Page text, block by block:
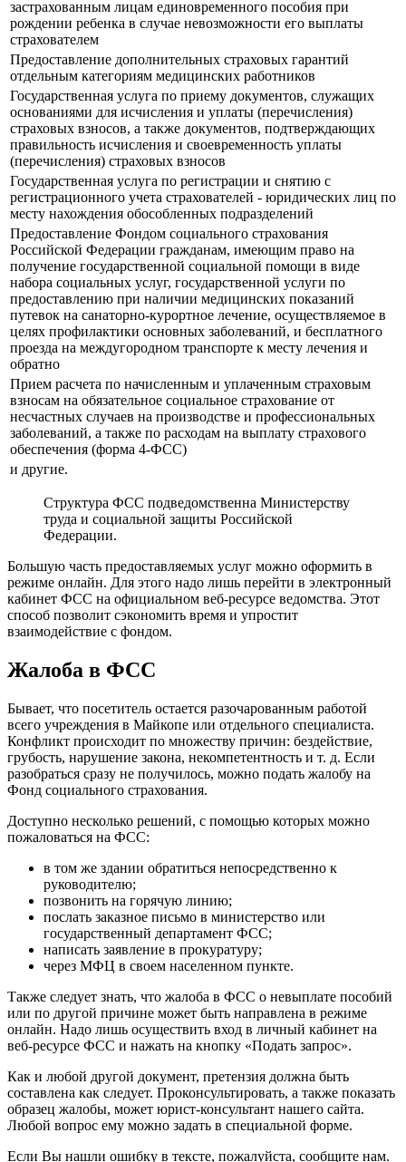
застрахованным лицам единовременного пособия при
рождении ребенка в случае невозможности его выплаты
страхователем
Предоставление дополнительных страховых гарантий
отдельным категориям медицинских работников
Государственная услуга по приему документов, служащих
основаниями для исчисления и уплаты (перечисления)
страховых взносов, а также документов, подтверждающих
правильность исчисления и своевременность уплаты
(перечисления) страховых взносов
Государственная услуга по регистрации и снятию с
регистрационного учета страхователей - юридических лиц по
месту нахождения обособленных подразделений
Предоставление Фондом социального страхования
Российской Федерации гражданам, имеющим право на
получение государственной социальной помощи в виде
набора социальных услуг, государственной услуги по
предоставлению при наличии медицинских показаний
путевок на санаторно-курортное лечение, осуществляемое в
целях профилактики основных заболеваний, и бесплатного
проезда на междугородном транспорте к месту лечения и
обратно
Прием расчета по начисленным и уплаченным страховым
взносам на обязательное социальное страхование от
несчастных случаев на производстве и профессиональных
заболеваний, а также по расходам на выплату страхового
обеспечения (форма 4-ФСС)
и другие.
Структура ФСС подведомственна Министерству
труда и социальной защиты Российской
Федерации.
Большую часть предоставляемых услуг можно оформить в
режиме онлайн. Для этого надо лишь перейти в электронный
кабинет ФСС на официальном веб-ресурсе ведомства. Этот
способ позволит сэкономить время и упростит
взаимодействие с фондом.
Жалоба в ФСС
Бывает, что посетитель остается разочарованным работой
всего учреждения в Майкопе или отдельного специалиста.
Конфликт происходит по множеству причин: бездействие,
грубость, нарушение закона, некомпетентность и т. д. Если
разобраться сразу не получилось, можно подать жалобу на
Фонд социального страхования.
Доступно несколько решений, с помощью которых можно
пожаловаться на ФСС:
в том же здании обратиться непосредственно к
руководителю;
позвонить на горячую линию;
послать заказное письмо в министерство или
государственный департамент ФСС;
написать заявление в прокуратуру;
через МФЦ в своем населенном пункте.
Также следует знать, что жалоба в ФСС о невыплате пособий
или по другой причине может быть направлена в режиме
онлайн. Надо лишь осуществить вход в личный кабинет на
веб-ресурсе ФСС и нажать на кнопку «Подать запрос».
Как и любой другой документ, претензия должна быть
составлена как следует. Проконсультировать, а также показать
образец жалобы, может юрист-консультант нашего сайта.
Любой вопрос ему можно задать в специальной форме.
Если Вы нашли ошибку в тексте, пожалуйста, сообщите нам.